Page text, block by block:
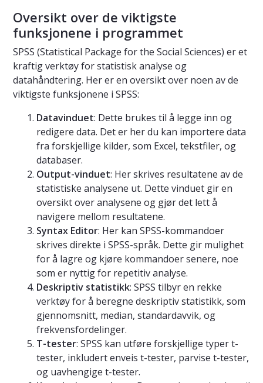
Oversikt over de viktigste
funksjonene i programmet
SPSS (Statistical Package for the Social Sciences) er et
kraftig verktøy for statistisk analyse og
datahåndtering. Her er en oversikt over noen av de
viktigste funksjonene i SPSS:
Datavinduet: Dette brukes til å legge inn og
redigere data. Det er her du kan importere data
fra forskjellige kilder, som Excel, tekstfiler, og
databaser.
Output-vinduet: Her skrives resultatene av de
statistiske analysene ut. Dette vinduet gir en
oversikt over analysene og gjør det lett å
navigere mellom resultatene.
Syntax Editor: Her kan SPSS-kommandoer
skrives direkte i SPSS-språk. Dette gir mulighet
for å lagre og kjøre kommandoer senere, noe
som er nyttig for repetitiv analyse.
Deskriptiv statistikk: SPSS tilbyr en rekke
verktøy for å beregne deskriptiv statistikk, som
gjennomsnitt, median, standardavvik, og
frekvensfordelinger.
T-tester: SPSS kan utføre forskjellige typer t-
tester, inkludert enveis t-tester, parvise t-tester,
og uavhengige t-tester.